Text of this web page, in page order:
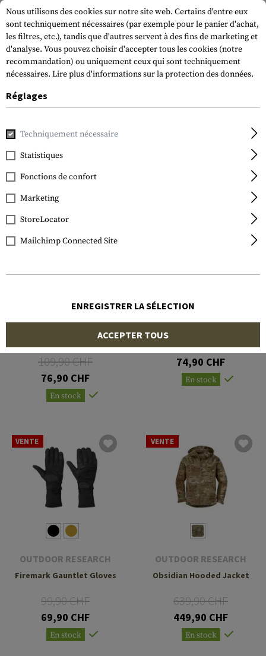
VENTE
OUTDOOR RESEARCH
Convoy Sensor Gloves
109,90 CHF
76,90 CHF
En stock
OUTDOOR RESEARCH
Coldshot Gloves
74,90 CHF
En stock
VENTE
OUTDOOR RESEARCH
Firemark Gauntlet Gloves
99,90 CHF
69,90 CHF
En stock
VENTE
OUTDOOR RESEARCH
Obsidian Hooded Jacket
639,90 CHF
449,90 CHF
En stock
Nous utilisons des cookies sur notre site web. Certains d'entre eux
sont techniquement nécessaires (par exemple pour le panier d'achat,
les filtres, etc.), tandis que d'autres servent à des fins de marketing et
d'analyse. Vous pouvez choisir d'accepter tous les cookies (notre
recommandation) ou uniquement ceux qui sont techniquement
nécessaires. Lire plus d'informations sur la protection des données.
Réglages
Techniquement nécessaire
Statistiques
Fonctions de confort
Marketing
StoreLocator
Mailchimp Connected Site
ENREGISTRER LA SÉLECTION
ACCEPTER TOUS